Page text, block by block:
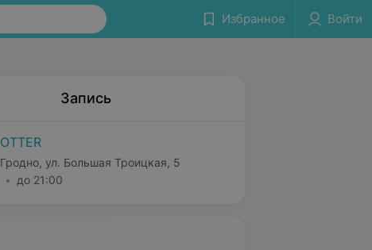
Избранное Войти
Запись
OTTER
Гродно, ул. Большая Троицкая, 5
до 21:00